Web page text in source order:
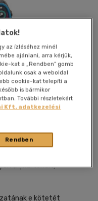
|kartonált,
e kötetét
az ízléséhez minél
ajánlani, arra kérjük,
kat a „Rendben” gomb
csak a weboldal
cookie-kat telepíti a
is bármikor
További részletekért
Kft. adatkezelési
Rendben